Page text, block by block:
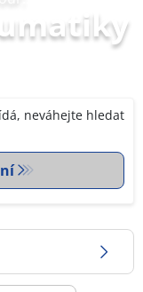
neváhejte hledat